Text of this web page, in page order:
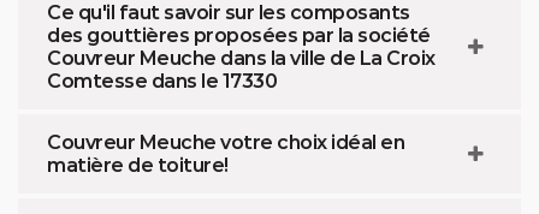
Ce qu'il faut savoir sur les composants
des gouttières proposées par la société
Couvreur Meuche dans la ville de La Croix
Comtesse dans le 17330
Couvreur Meuche votre choix idéal en
matière de toiture!